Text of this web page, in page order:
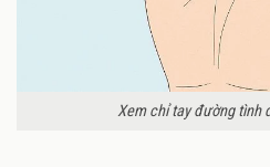
Xem chỉ tay đường tình